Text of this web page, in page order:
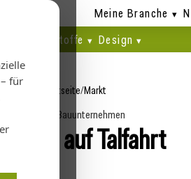
für
Meine Branche
Bau- + Werkstoffe Design
Startseite/Markt
Lage der Bauunternehmen
auf Talfahrt